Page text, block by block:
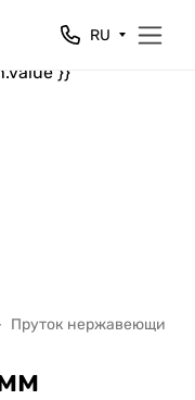
}}
}}
RU
Пруток нержавеющий